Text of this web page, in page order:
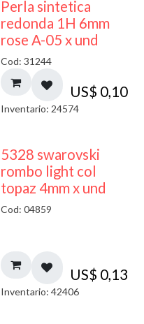
Perla sintetica
redonda 1H 6mm
rose A-05 x und
Cod: 31244
US$ 0,10
Inventario: 24574
5328 swarovski
rombo light col
topaz 4mm x und
Cod: 04859
US$ 0,13
Inventario: 42406